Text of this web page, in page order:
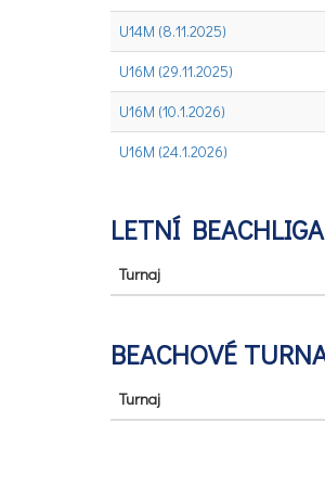
U14M (8.11.2025)
U16M (29.11.2025)
U16M (10.1.2026)
U16M (24.1.2026)
LETNÍ BEACHLIGA
Turnaj
BEACHOVÉ
Turnaj